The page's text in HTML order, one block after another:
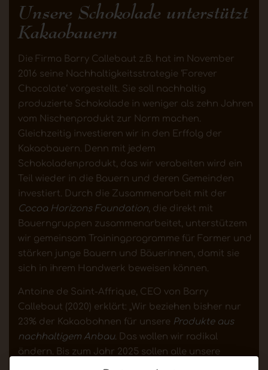
Unsere Schokolade unterstützt
Kakaobauern
Die Firma Barry Callebaut z.B. hat im November
2016 seine Nachhaltigkeitsstrategie ‘Forever
Chocolate‘ vorgestellt. Sie soll nachhaltig
produzierte Schokolade in weniger als zehn Jahren
vom Nischenprodukt zur Norm machen.
Gleichzeitig investieren wir in den Erffolg der
Kakaobauern. Denn mit jedem
Schokoladenprodukt, das wir verabeiten wird ein
Teil wieder in die Bauern und deren Gemeinden
investiert. Durch die Zusammenarbeit mit der
Cocoa Horizons Foundation, die direkt mit
Bauerngruppen zusammenarbeitet, unterstützem
wir gemeinsam Trainingprogramme für Farmer und
stärken junge Bauern und Bäuerinnen, damit sie
sich in ihrem Handwerk beweisen können.
Antoine de Saint-Affrique, CEO von Barry
Callebaut (2020) erklärt: „Wir beziehen bisher nur
23% der Kakaobohnen für unsere Produkte aus
nachhaltigem Anbau. Das wollen wir radikal
ändern. Bis zum Jahr 2025 sollen alle unsere
Schokoladen und Rohstoffe zu 100 % nachhaltig